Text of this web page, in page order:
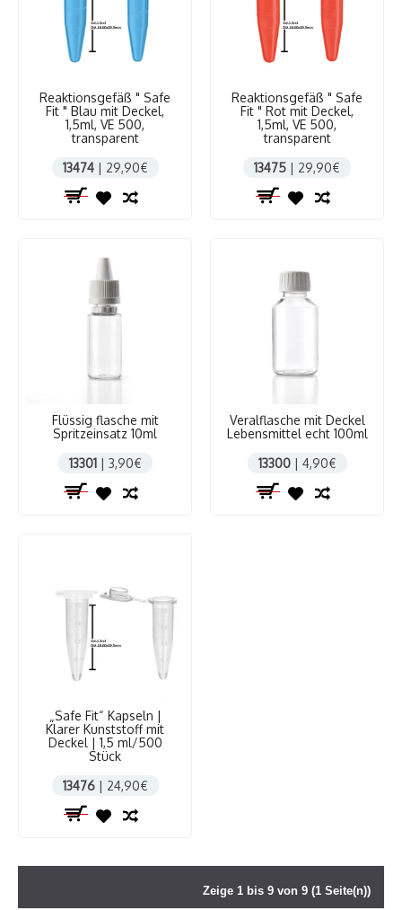
Reaktionsgefäß " Safe
Fit " Blau mit Deckel,
1,5ml, VE 500,
transparent
13474| 29,90€
Reaktionsgefäß " Safe
Fit " Rot mit Deckel,
1,5ml, VE 500,
transparent
13475 | 29,90€
Flüssig flasche mit
Spritzeinsatz 10ml
13301| 3,90€
Veralflasche mit Deckel
Lebensmittel echt 100ml
13300| 4,90€
„Safe Fit“ Kapseln |
Klarer Kunststoff mit
Deckel | 1,5 ml/500
Stück
13476| 24,90€
Zeige 1 bis 9 von 9 (1 Seite(n))